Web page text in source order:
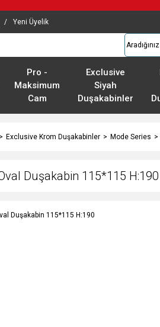
/ Yeni Üyelik
Pro -
Maksimum
Cam
Exclusive
Siyah
Duşakabinler
Exclusive Krom Duşakabinler Mode Series
Duşakabin 115*115 H:190